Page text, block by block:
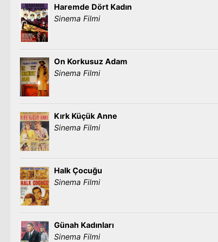
Haremde Dört Kadın
Sinema Filmi
On Korkusuz Adam
Sinema Filmi
Kırk Küçük Anne
Sinema Filmi
Halk Çocuğu
Sinema Filmi
Günah Kadınları
Sinema Filmi